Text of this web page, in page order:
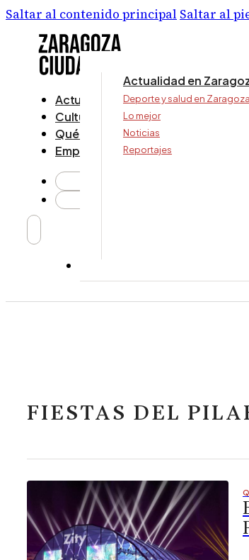
Saltar al contenido principal Saltar al
Actualidad
Cultura y ocio
Qué ver y hacer
Empresa
Actualidad en
Deporte y salud en Zaragoza
Lo mejor
Noticias
Reportajes
FIESTAS DEL